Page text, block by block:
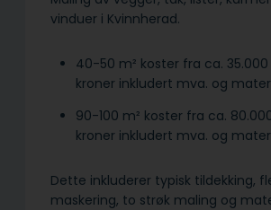
vinduer i Kvinnherad.
40-50 m² koster fra ca.
kroner inkludert mva. og
90-100 m² koster fra ca.
kroner inkludert mva. og
Dette inkluderer typisk tildekking,
maskering, to strøk maling og